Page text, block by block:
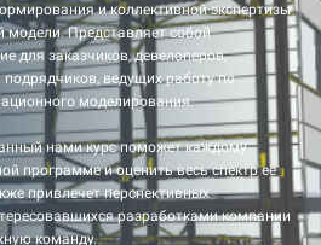
и коллективной экспертизы
модели. Представляет собой
для заказчиков, девелоперов,
ведущих работу по
моделирования.
нами курс поможет каждому
программе и оценить весь спектр её
привлечет перспективных
разработками компании
команду.